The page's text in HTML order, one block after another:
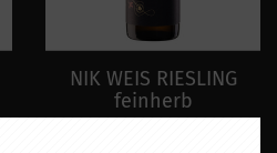
NIK WEIS RIESLING
feinherb